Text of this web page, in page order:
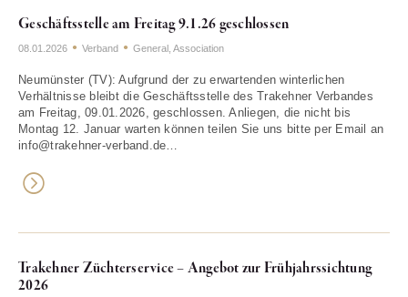
Geschäftsstelle am Freitag 9.1.26 geschlossen
08.01.2026 Verband General Association
Neumünster (TV): Aufgrund der zu erwartenden winterlichen
Verhältnisse bleibt die Geschäftsstelle des Trakehner Verbandes
am Freitag, 09.01.2026, geschlossen. Anliegen, die nicht bis
Montag 12. Januar warten können teilen Sie uns bitte per Email an
info@trakehner-verband.de…
Trakehner Züchterservice – Angebot zur Frühjahrssichtung
2026